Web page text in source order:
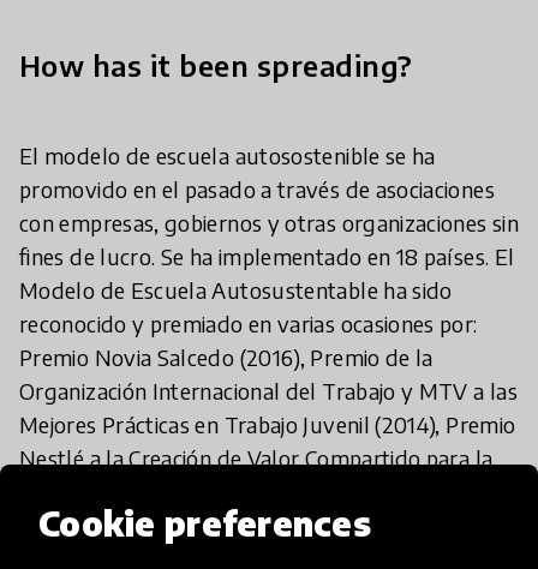
Cookie preferences
How has it been spreading?
El modelo de escuela autosostenible se ha
promovido en el pasado a través de asociaciones
con empresas, gobiernos y otras organizaciones sin
fines de lucro. Se ha implementado en 18 países. El
Modelo de Escuela Autosustentable ha sido
reconocido y premiado en varias ocasiones por:
Premio Novia Salcedo (2016), Premio de la
Organización Internacional del Trabajo y MTV a las
Mejores Prácticas en Trabajo Juvenil (2014), Premio
Nestlé a la Creación de Valor Compartido para la
Changemakers Challenge "Driving Economic